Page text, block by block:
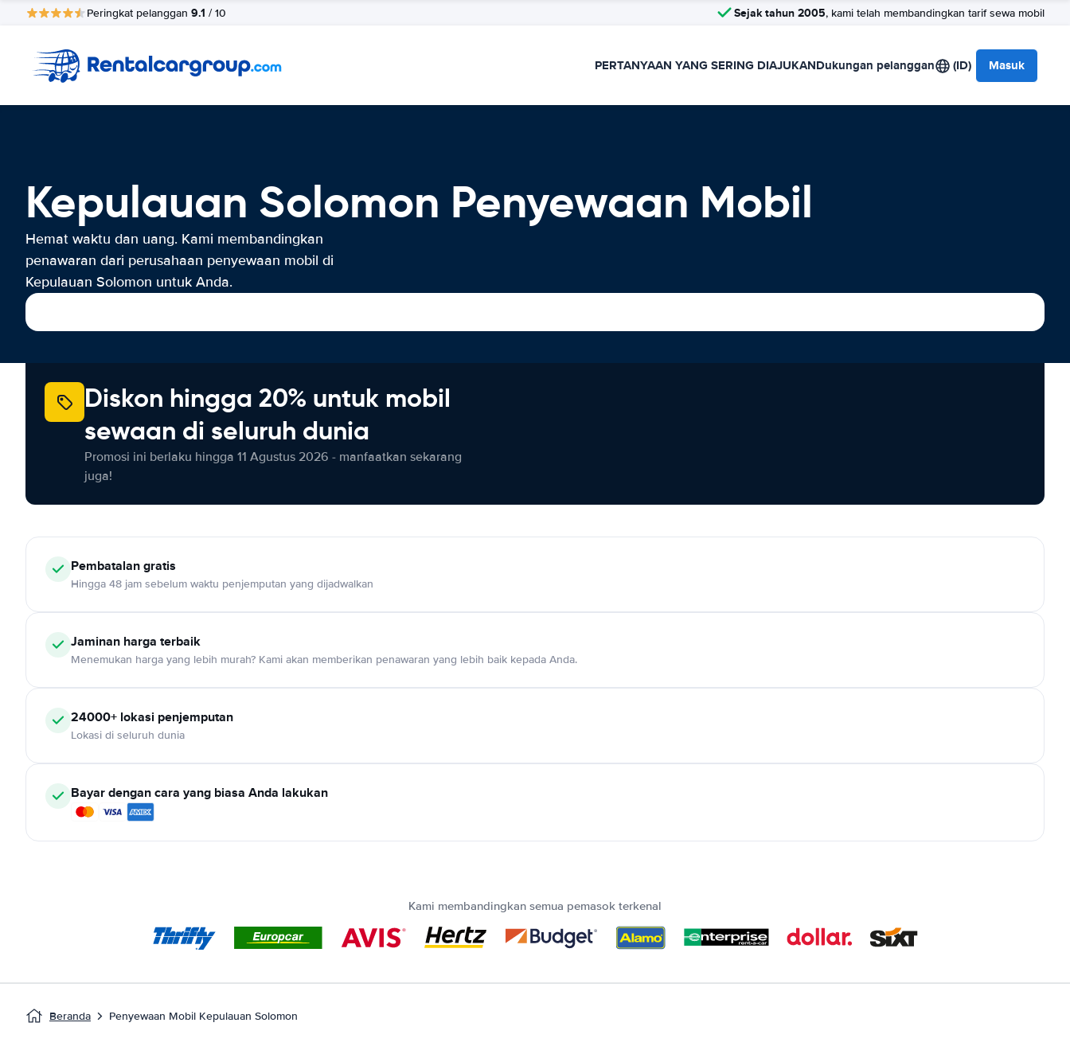
Peringkat pelanggan 9.1 / 10 Sejak tahun 2005, kami telah membandingkan tarif sewa mobil
PERTANYAAN YANG SERING DIAJUKANDukungan pelanggan (ID) Masuk
Kepulauan Solomon Penyewaan Mobil
Hemat waktu dan uang. Kami membandingkan
penawaran dari perusahaan penyewaan mobil di
Kepulauan Solomon untuk Anda.
Diskon hingga 20% untuk mobil
sewaan di seluruh dunia
Promosi ini berlaku hingga 11 Agustus 2026 - manfaatkan sekarang
juga!
Pembatalan gratis
Hingga 48 jam sebelum waktu penjemputan yang dijadwalkan
Jaminan harga terbaik
Menemukan harga yang lebih murah? Kami akan memberikan penawaran yang lebih baik kepada Anda.
24000+ lokasi penjemputan
Lokasi di seluruh dunia
Bayar dengan cara yang biasa Anda lakukan
Kami membandingkan semua pemasok terkenal
Beranda Penyewaan Mobil Kepulauan Solomon